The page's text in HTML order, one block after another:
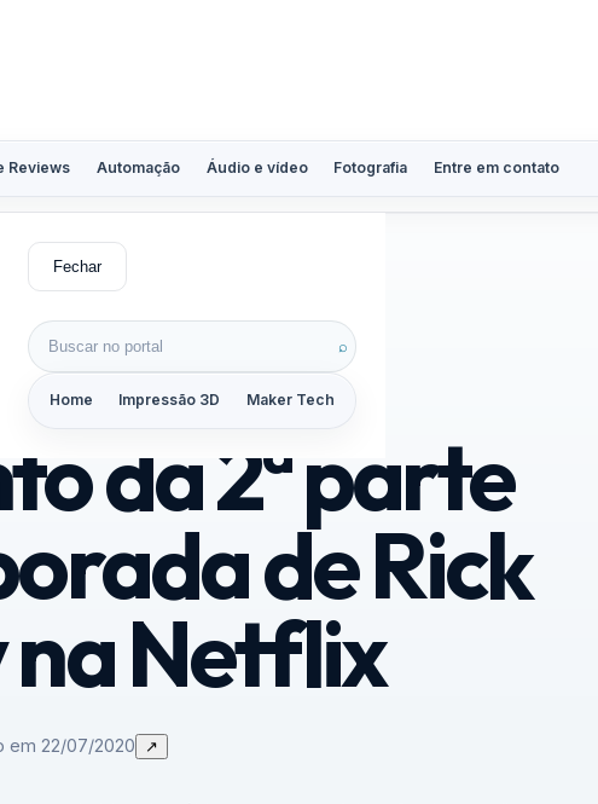
Reviews Automação Áudio e vídeo Fotografia Entre em contato
Fechar
Buscar por: ⌕
Home Impressão 3D Maker Tech
de Rick and Morty na Netflix
da 2ª parte
de Rick
Netflix
em 22/07/2020 ↗